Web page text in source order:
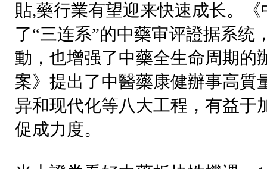
貼,藥行業有望迎来快速成长。
了“三连系”的中藥审评證据系统
動，也增强了中藥全生命周期的
案》提出了中醫藥康健辦事高質
异和现代化等八大工程，有益于
促成力度。